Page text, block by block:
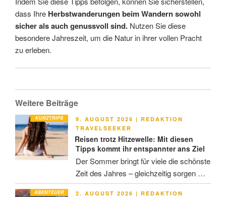
dass Ihre Herbstwanderungen beim Wandern sowohl
sicher als auch genussvoll sind. Nutzen Sie diese
besondere Jahreszeit, um die Natur in ihrer vollen Pracht
zu erleben.
Weitere Beiträge
KURZTRIPS
VERÖFFENTLICHT
AM
9. AUGUST 2026 | REDAKTION
TRAVELSEEKER
Reisen trotz Hitzewelle: Mit diesen
Tipps kommt ihr entspannter ans Ziel
Der Sommer bringt für viele die schönste
Zeit des Jahres – gleichzeitig sorgen …
ABENTEUER
VERÖFFENTLICHT
2. AUGUST 2026 | REDAKTION